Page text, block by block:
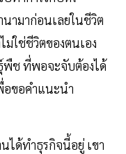
นามาก่อนเลยในชีวิต
ม่ใช่ชีวิตของตนเอง
พืช ที่พอจะจับต้องได้
อขอคำแนะนำ
ด้ทำธุรกิจนี้อยู่ เขา